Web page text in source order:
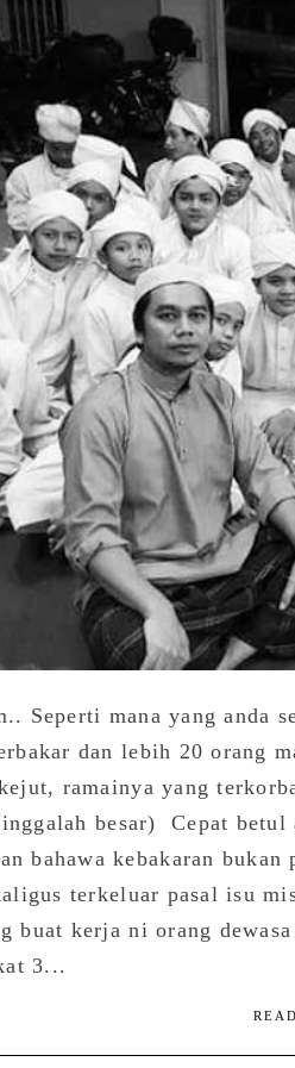
Seperti mana yang anda
dan lebih 20 orang
ramainya yang
besar) Cepat betul
bahawa kebakaran
terkeluar pasal isu
buat kerja ni orang
3...